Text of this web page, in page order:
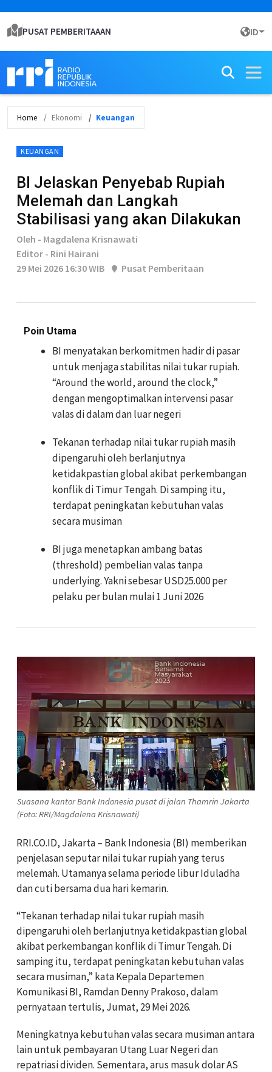
PUSAT PEMBERITAAAN ID
Home Ekonomi Keuangan
KEUANGAN
BI Jelaskan Penyebab Rupiah
Melemah dan Langkah
Stabilisasi yang akan Dilakukan
Oleh - Magdalena Krisnawati
Editor - Rini Hairani
29 Mei 2026 16:30 WIB
Pusat Pemberitaan
Poin Utama
BI menyatakan berkomitmen hadir di pasar
untuk menjaga stabilitas nilai tukar rupiah.
“Around the world, around the clock,”
dengan mengoptimalkan intervensi pasar
valas di dalam dan luar negeri
Tekanan terhadap nilai tukar rupiah masih
dipengaruhi oleh berlanjutnya
ketidakpastian global akibat perkembangan
konflik di Timur Tengah. Di samping itu,
terdapat peningkatan kebutuhan valas
secara musiman
BI juga menetapkan ambang batas
(threshold) pembelian valas tanpa
underlying. Yakni sebesar USD25.000 per
pelaku per bulan mulai 1 Juni 2026
Suasana kantor Bank Indonesia pusat di jalan Thamrin Jakarta
(Foto: RRI/Magdalena Krisnawati)
RRI.CO.ID, Jakarta – Bank Indonesia (BI) memberikan
penjelasan seputar nilai tukar rupiah yang terus
melemah. Utamanya selama periode libur Iduladha
dan cuti bersama dua hari kemarin.
“Tekanan terhadap nilai tukar rupiah masih
dipengaruhi oleh berlanjutnya ketidakpastian global
akibat perkembangan konflik di Timur Tengah. Di
samping itu, terdapat peningkatan kebutuhan valas
secara musiman,” kata Kepala Departemen
Komunikasi BI, Ramdan Denny Prakoso, dalam
pernyataan tertulis, Jumat, 29 Mei 2026.
Meningkatnya kebutuhan valas secara musiman antara
lain untuk pembayaran Utang Luar Negeri dan
repatriasi dividen. Sementara, arus masuk dolar AS